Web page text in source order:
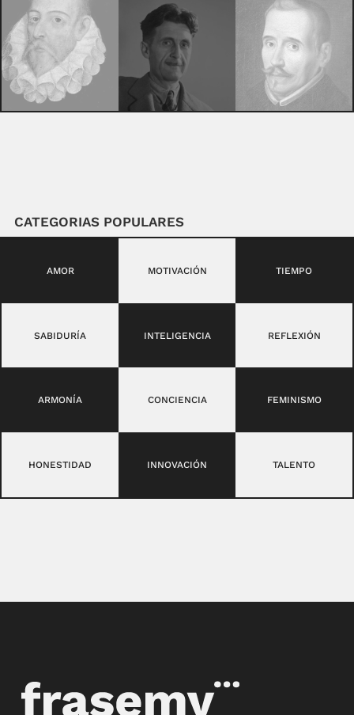
CATEGORIAS POPULARES
AMOR MOTIVACIÓN TIEMPO
SABIDURÍA INTELIGENCIA REFLEXIÓN
ARMONÍA CONCIENCIA FEMINISMO
HONESTIDAD INNOVACIÓN TALENTO